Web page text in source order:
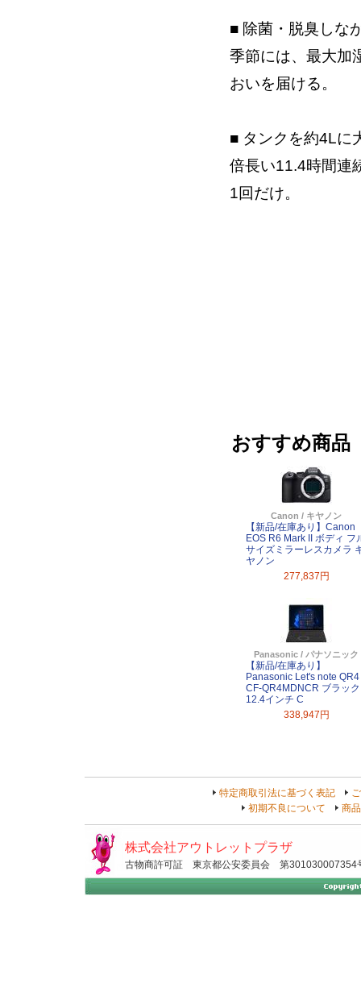
■ 除菌・脱臭しな
季節には、最大加
おいを届ける。
■ タンクを約4Lに
倍長い11.4時間連
1回だけ。
おすすめ商品
Canon / キヤノン
【新品/在庫あり】Canon
EOS R6 Mark II ボディ フ
サイズミラーレスカメラ
ヤノン
277,837円
Panasonic / パナソニック
【新品/在庫あり】
Panasonic Let's note QR4
CF-QR4MDNCR ブラック
12.4インチ C
338,947円
特定商取引法に基づく表記
初期不良について
商
株式会社アウトレットプラザ
古物商許可証 東京都公安委員会 第301030007354